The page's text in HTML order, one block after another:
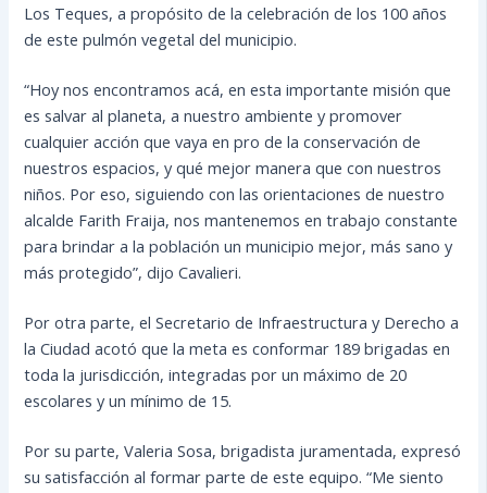
Los Teques, a propósito de la celebración de los 100 años
de este pulmón vegetal del municipio.
“Hoy nos encontramos acá, en esta importante misión que
es salvar al planeta, a nuestro ambiente y promover
cualquier acción que vaya en pro de la conservación de
nuestros espacios, y qué mejor manera que con nuestros
niños. Por eso, siguiendo con las orientaciones de nuestro
alcalde Farith Fraija, nos mantenemos en trabajo constante
para brindar a la población un municipio mejor, más sano y
más protegido”, dijo Cavalieri.
Por otra parte, el Secretario de Infraestructura y Derecho a
la Ciudad acotó que la meta es conformar 189 brigadas en
toda la jurisdicción, integradas por un máximo de 20
escolares y un mínimo de 15.
Por su parte, Valeria Sosa, brigadista juramentada, expresó
su satisfacción al formar parte de este equipo. “Me siento